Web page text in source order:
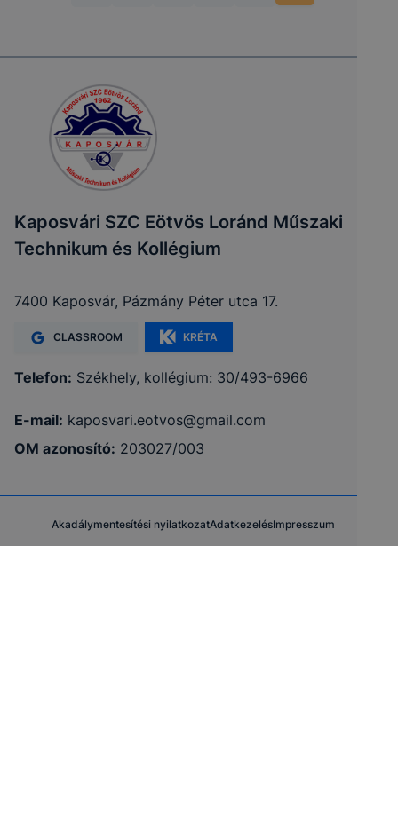
Kaposvári SZC Eötvös Loránd Műszaki
Technikum és Kollégium
7400 Kaposvár, Pázmány Péter utca 17.
CLASSROOM KRÉTA
Telefon: Székhely, kollégium: 30/493-6966
E-mail: kaposvari.eotvos@gmail.com
OM azonosító: 203027/003
Akadálymentesítési nyilatkozatAdatkezelésImpresszum